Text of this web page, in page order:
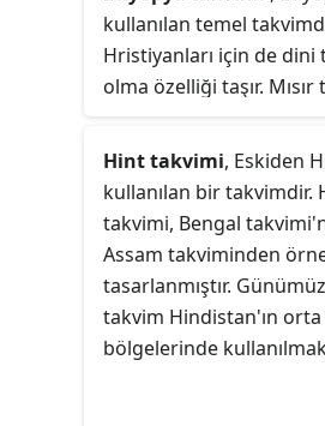
kullanılan temel
Hristiyanları için de dini
olma özelliği taşır.
gibi her 4 yılda bir artık
eklenmektedir. Yılbaşı
takvime göre 29 veya 30
Ağustos'dur. Miladi
Etiyopya takvimi
8 yıllık fark İsa'nın
hesabında olan
oluşur.
Hint takvimi, Eskiden
kullanılan bir takvimdir.
takvimi, Bengal
Assam takviminden
tasarlanmıştır.
takvim Hindistan'ın orta
bölgelerinde